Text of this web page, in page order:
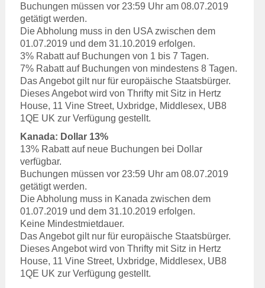
Buchungen müssen vor 23:59 Uhr am 08.07.2019
getätigt werden.
Die Abholung muss in den USA zwischen dem
01.07.2019 und dem 31.10.2019 erfolgen.
3% Rabatt auf Buchungen von 1 bis 7 Tagen.
7% Rabatt auf Buchungen von mindestens 8 Tagen.
Das Angebot gilt nur für europäische Staatsbürger.
Dieses Angebot wird von Thrifty mit Sitz in Hertz
House, 11 Vine Street, Uxbridge, Middlesex, UB8
1QE UK zur Verfügung gestellt.
Kanada: Dollar 13%
13% Rabatt auf neue Buchungen bei Dollar
verfügbar.
Buchungen müssen vor 23:59 Uhr am 08.07.2019
getätigt werden.
Die Abholung muss in Kanada zwischen dem
01.07.2019 und dem 31.10.2019 erfolgen.
Keine Mindestmietdauer.
Das Angebot gilt nur für europäische Staatsbürger.
Dieses Angebot wird von Thrifty mit Sitz in Hertz
House, 11 Vine Street, Uxbridge, Middlesex, UB8
1QE UK zur Verfügung gestellt.